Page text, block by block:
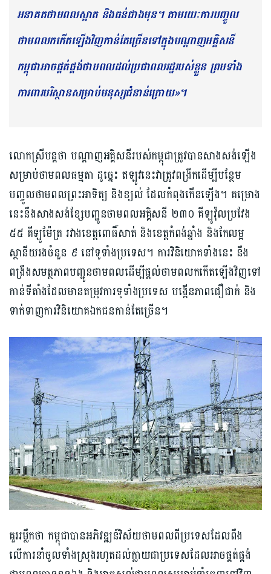
អនាគតថាមពលស្អាត និងធន់ជាងមុន។ តាមរយៈការបញ្ចូល
ថាមពលកកើតឡើងវិញកាន់តែច្រើនទៅក្នុងបណ្តាញអគ្គិសនី
កម្ពុជាអាចផ្គត់ផ្គង់ថាមពលដល់ប្រជាពលរដ្ឋរបស់ខ្លួន ព្រមទាំង
ការពារបរិស្ថានសម្រាប់មនុស្សជំនាន់ក្រោយ»។
លោកស្រីបន្តថា បណ្តាញអគ្គិសនីរបស់កម្ពុជាត្រូវបានសាងសង់ឡើង
សម្រាប់ថាមពលធម្មតា ដូច្នេះ ឥឡូវនេះវាត្រូវពង្រីកដើម្បីបន្ថែម
បញ្ចូលថាមពលព្រះអាទិត្យ និងខ្យល់ ដែលកំពុងកើនឡើង។ គម្រោង
នេះនឹងសាងសង់ខ្សែបញ្ជូនថាមពលអគ្គិសនី ២៣០ គីឡូវ៉ុលប្រវែង
៥៥ គីឡូម៉ែត្រ រវាងខេត្តពោធិ៍សាត់ និងខេត្តកំពង់ឆ្នាំង និងកែលម្អ
ស្ថានីយរងចំនួន ៩ នៅទូទាំងប្រទេស។ ការវិនិយោគទាំងនេះ នឹង
ពង្រឹងសមត្ថភាពបញ្ជូនថាមពលដើម្បីផ្តល់ថាមពលកកើតឡើងវិញទៅ
កាន់ទីតាំងដែលមានតម្រូវការទូទាំងប្រទេស បង្កើនភាពជឿជាក់ និង
ទាក់ទាញការវិនិយោគឯកជនកាន់តែច្រើន។
គួរ​រម្លឹកថា កម្ពុជា​បានអភិវឌ្ឍន៍វិស័យថាមពល​ពីប្រទេសដែល​ពឹង​
លើការ​នាំចូលទាំងស្រុង​រហូតដល់ក្លាយជា​ប្រទេសដែលអាច​ផ្គត់​ផ្គង់